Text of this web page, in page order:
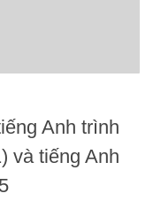
Anh trình
và tiếng Anh